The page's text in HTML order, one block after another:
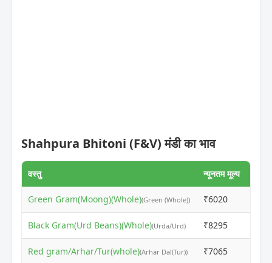
Shahpura Bhitoni (F&V) मंडी का भाव
वस्तु न्यूनतम मूल्य
Green Gram(Moong)(Whole)(Green (Whole)) ₹6020
Black Gram(Urd Beans)(Whole)(Urda/Urd) ₹8295
Red gram/Arhar/Tur(whole)(Arhar Dal(Tur)) ₹7065